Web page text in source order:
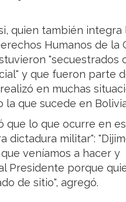
quien también integra
Humanos de la
"secuestrados
y que fueron parte
en muchas
la que sucede en
que lo que ocurre en
dictadura militar":
veníamos a hacer y
Presidente porque
de sitio", agregó.